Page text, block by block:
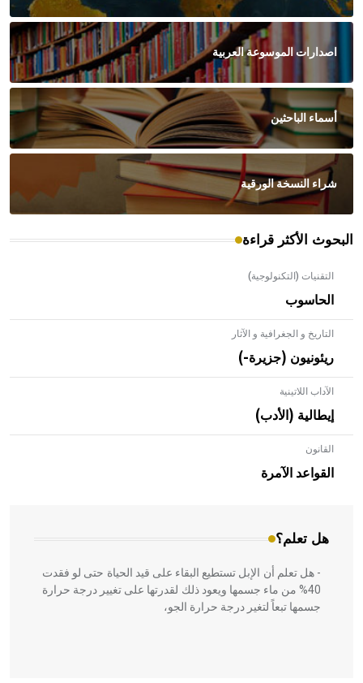
اصدارات الموسوعة العربية
أسماء الباحثين
شراء النسخة الورقية
البحوث الأكثر قراءة
التقنيات (التكنولوجية)
الحاسوب
التاريخ و الجغرافية و الآثار
ريئونيون (جزيرة-)
الآداب اللاتينية
إيطالية (الأدب)
القانون
القواعد الآمرة
هل تعلم؟
- هل تعلم أن الأبلق نوع من الفنون الهندسية التي ارتبطت
بالعمارة الإسلامية في بلاد الشام ومصر خاصة، حيث يحرص
المعمار على بناء مداميكه وخاصة في الواجهات
- هل تعلم أن الإبل تستطيع البقاء على قيد الحياة حتى لو فقدت
40% من ماء جسمها ويعود ذلك لقدرتها على تغيير درجة حرارة
جسمها تبعاً لتغير درجة حرارة الجو،